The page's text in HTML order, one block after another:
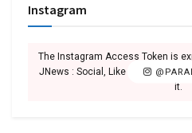
Instagram
The Instagram Access Token is
JNews : Social, Like & View >
it.